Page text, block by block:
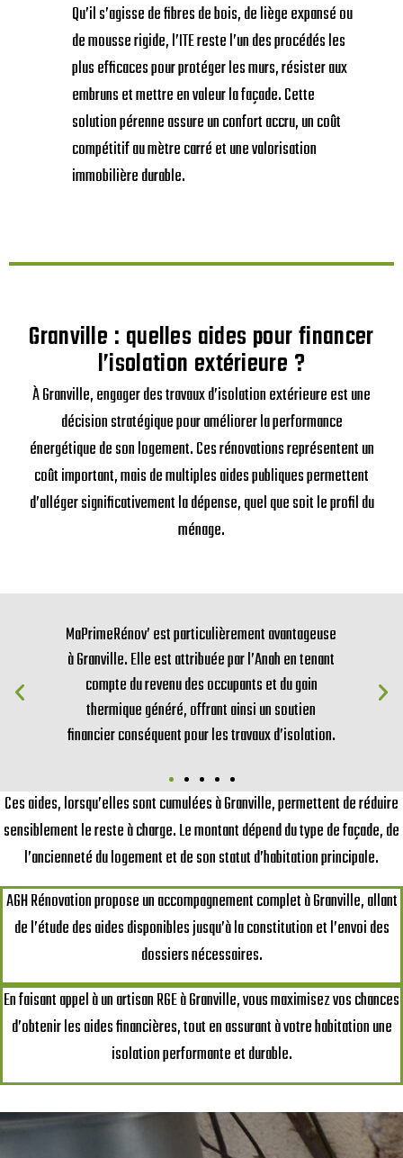
Qu’il s’agisse de fibres de bois, de liège expansé ou
de mousse rigide, l’ITE reste l’un des procédés les
plus efficaces pour protéger les murs, résister aux
embruns et mettre en valeur la façade. Cette
solution pérenne assure un confort accru, un coût
compétitif au mètre carré et une valorisation
immobilière durable.
Granville : quelles aides pour financer
l’isolation extérieure ?
À Granville, engager des travaux d’isolation extérieure est une
décision stratégique pour améliorer la performance
énergétique de son logement. Ces rénovations représentent un
coût important, mais de multiples aides publiques permettent
d’alléger significativement la dépense, quel que soit le profil du
ménage.
MaPrimeRénov’ est particulièrement avantageuse
à Granville. Elle est attribuée par l’Anah en tenant
compte du revenu des occupants et du gain
thermique généré, offrant ainsi un soutien
financier conséquent pour les travaux d’isolation.
Ces aides, lorsqu’elles sont cumulées à Granville, permettent de réduire
sensiblement le reste à charge. Le montant dépend du type de façade, de
l’ancienneté du logement et de son statut d’habitation principale.
AGH Rénovation propose un accompagnement complet à Granville, allant
de l’étude des aides disponibles jusqu’à la constitution et l’envoi des
dossiers nécessaires.
En faisant appel à un artisan RGE à Granville, vous maximisez vos chances
d’obtenir les aides financières, tout en assurant à votre habitation une
isolation performante et durable.